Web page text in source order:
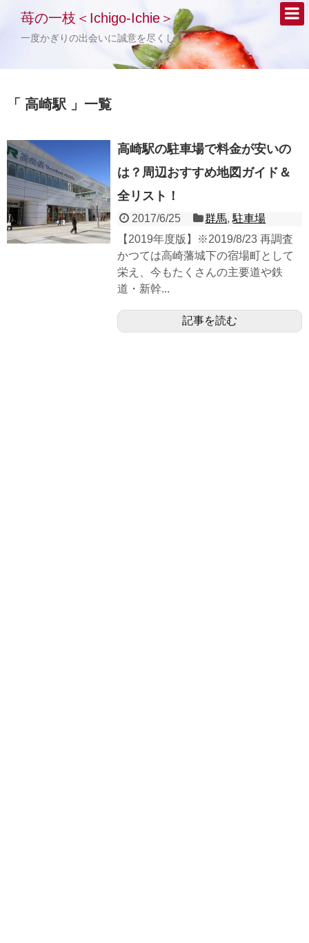
苺の一枝＜Ichigo-Ichie＞
一度かぎりの出会いに誠意を尽くして・・・
「 高崎駅 」一覧
高崎駅の駐車場で料金が安いの
は？周辺おすすめ地図ガイド＆
全リスト！
2017/6/25 群馬,駐車場
【2019年度版】※2019/8/23 再調査
かつては高崎藩城下の宿場町として
栄え、今もたくさんの主要道や鉄
道・新幹...
記事を読む